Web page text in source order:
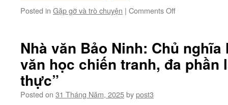
Posted in Gặp gỡ và trò chuyện | Comments Offon
Echo
for
Peace
2
Nhà văn Bảo Ninh: Chủ
văn học chiến tranh, đa phần
thực”
Posted on 31 Tháng Năm, 2025bypost3